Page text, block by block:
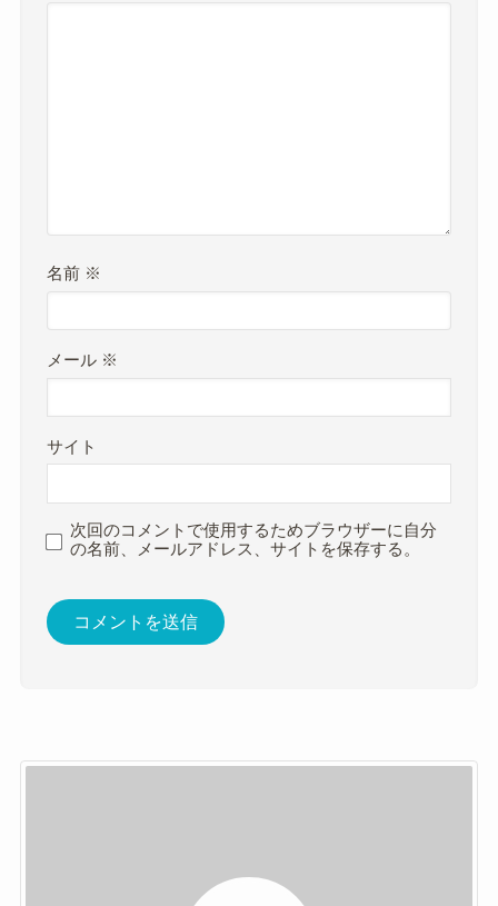
名前 ※
メール ※
サイト
次回のコメントで使用するためブラウザーに自分
の名前、メールアドレス、サイトを保存する。